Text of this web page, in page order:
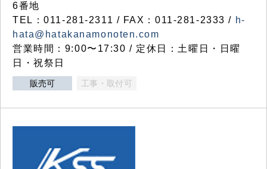
6番地
TEL：011-281-2311 / FAX：011-281-2333 / h-
hata@hatakanamonoten.com
営業時間：9:00〜17:30 / 定休日：土曜日・日曜
日・祝祭日
販売可 工事・取付可